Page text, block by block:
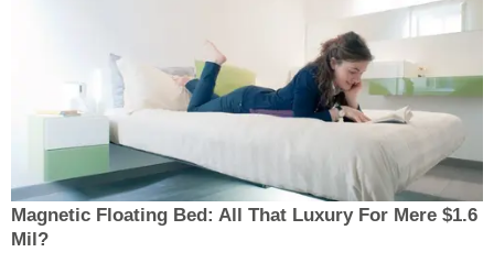
Magnetic Floating Bed: All That Luxury For Mere $1.6
Mil?